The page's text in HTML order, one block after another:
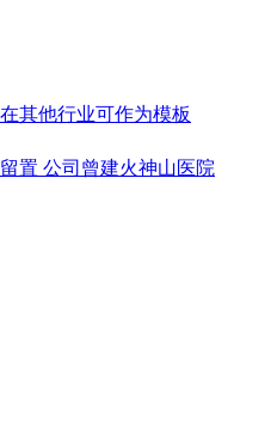
其他行业可作为模板
置 公司曾建火神山医院